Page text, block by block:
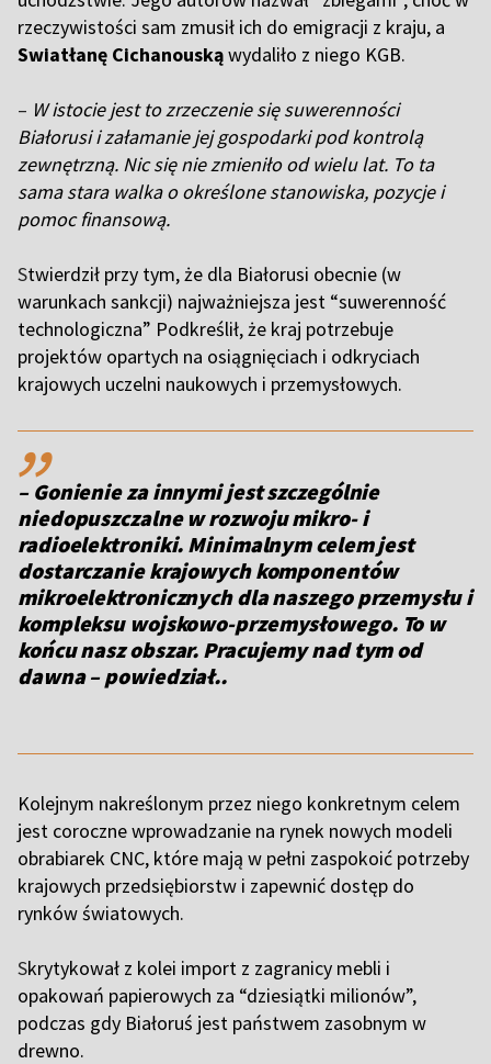
rzeczywistości sam zmusił ich do emigracji z kraju, a
Swiatłanę Cichanouskąwydaliło z niego KGB.
– W istocie jest to zrzeczenie się suwerenności
Białorusi i załamanie jej gospodarki pod kontrolą
zewnętrzną. Nic się nie zmieniło od wielu lat. To ta
sama stara walka o określone stanowiska, pozycje i
pomoc finansową.
Stwierdził przy tym, że dla Białorusi obecnie (w
warunkach sankcji) najważniejsza jest “suwerenność
technologiczna” Podkreślił, że kraj potrzebuje
projektów opartych na osiągnięciach i odkryciach
krajowych uczelni naukowych i przemysłowych.
,,
– Gonienie za innymi jest szczególnie
niedopuszczalne w rozwoju mikro- i
radioelektroniki. Minimalnym celem jest
dostarczanie krajowych komponentów
mikroelektronicznych dla naszego przemysłu i
kompleksu wojskowo-przemysłowego. To w
końcu nasz obszar. Pracujemy nad tym od
dawna– powiedział..
Kolejnym nakreślonym przez niego konkretnym celem
jest coroczne wprowadzanie na rynek nowych modeli
obrabiarek CNC, które mają w pełni zaspokoić potrzeby
krajowych przedsiębiorstw i zapewnić dostęp do
rynków światowych.
Skrytykował z kolei import z zagranicy mebli i
opakowań papierowych za “dziesiątki milionów”,
podczas gdy Białoruś jest państwem zasobnym w
drewno.